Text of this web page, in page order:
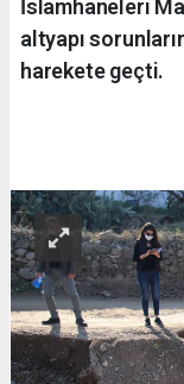
İslamhaneleri
altyapı
harekete geçti.